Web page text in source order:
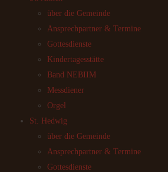
über die Gemeinde
Ansprechpartner & Termine
Gottesdienste
Kindertagesstätte
Band NEBIIM
Messdiener
Orgel
St. Hedwig
über die Gemeinde
Ansprechpartner & Termine
Gottesdienste